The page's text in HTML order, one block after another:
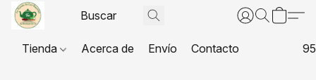
Tienda Acerca de Envío Contacto